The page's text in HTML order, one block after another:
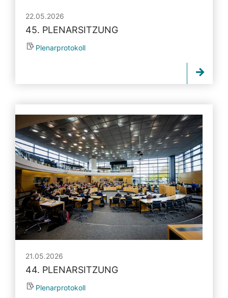
22.05.2026
45. PLENARSITZUNG
Plenarprotokoll
21.05.2026
44. PLENARSITZUNG
Plenarprotokoll